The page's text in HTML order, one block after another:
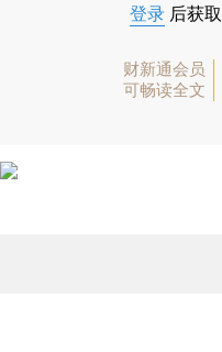
登录 后获
财新通会员
可畅读全文